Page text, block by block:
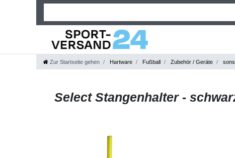
Zur Startseite gehen Hartware Fußball Zubehör / Geräte
Select Stangenhalter -